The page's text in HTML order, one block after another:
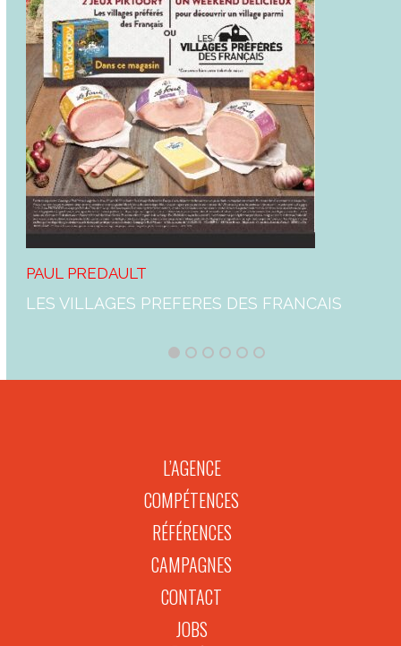
PAUL PREDAULT
LES VILLAGES PREFERES DES FRANCAIS
L’AGENCE
COMPÉTENCES
RÉFÉRENCES
CAMPAGNES
CONTACT
JOBS